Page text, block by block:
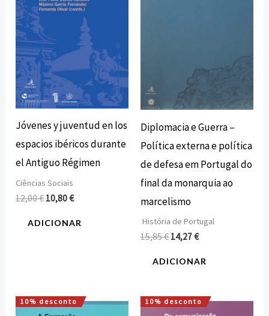
Jóvenes y juventud en los
espacios ibéricos durante
el Antiguo Régimen
Ciências Sociais
12,00€ 10,80€
ADICIONAR
Diplomacia e Guerra –
Política externa e política
de defesa em Portugal do
final da monarquia ao
marcelismo
História de Portugal
15,85€ 14,27€
ADICIONAR
10% desconto
O
O
10% desconto
O
O